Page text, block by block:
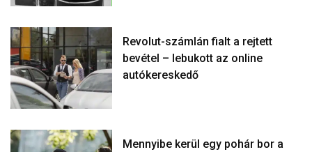
Revolut-számlán fialt a rejtett
bevétel – lebukott az online
autókereskedő
Mennyibe kerül egy pohár bor a